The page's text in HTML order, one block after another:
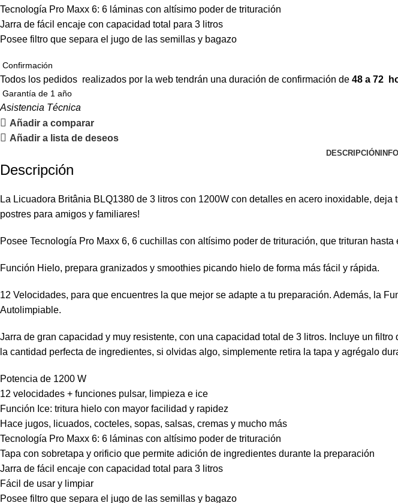
Tecnología Pro Maxx 6: 6 láminas con altísimo poder de trituración
Jarra de fácil encaje con capacidad total para 3 litros
Posee filtro que separa el jugo de las semillas y bagazo
Confirmación
Todos los pedidos realizados por la web tendrán una duración de confirmación de 48 a 72
Garantía de 1 año
Asistencia Técnica
Añadir a comparar
Añadir a lista de deseos
DESCRIPCIÓN
Descripción
La Licuadora Britânia BLQ1380 de 3 litros con 1200W con detalles en acero inoxidable,
postres para amigos y familiares!
Posee Tecnología Pro Maxx 6, 6 cuchillas con altísimo poder de trituración, que trituran
Función Hielo, prepara granizados y smoothies picando hielo de forma más fácil y rápida.
12 Velocidades, para que encuentres la que mejor se adapte a tu preparación. Además, la
Autolimpiable.
Jarra de gran capacidad y muy resistente, con una capacidad total de 3 litros. Incluye un
la cantidad perfecta de ingredientes, si olvidas algo, simplemente retira la tapa y agrégalo
Potencia de 1200 W
12 velocidades + funciones pulsar, limpieza e ice
Función Ice: tritura hielo con mayor facilidad y rapidez
Hace jugos, licuados, cocteles, sopas, salsas, cremas y mucho más
Tecnología Pro Maxx 6: 6 láminas con altísimo poder de trituración
Tapa con sobretapa y orificio que permite adición de ingredientes durante la preparación
Jarra de fácil encaje con capacidad total para 3 litros
Fácil de usar y limpiar
Posee filtro que separa el jugo de las semillas y bagazo